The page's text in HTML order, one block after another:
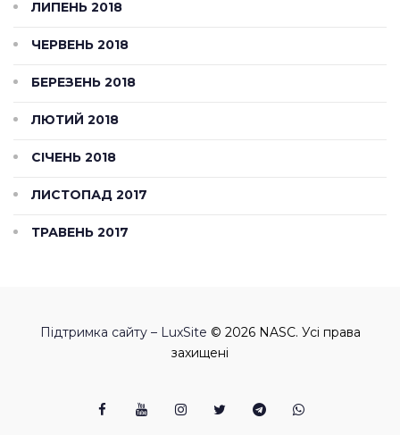
ЛИПЕНЬ 2018
ЧЕРВЕНЬ 2018
БЕРЕЗЕНЬ 2018
ЛЮТИЙ 2018
СІЧЕНЬ 2018
ЛИСТОПАД 2017
ТРАВЕНЬ 2017
Підтримка сайту – LuxSite © 2026 NASC. Усі права
захищені